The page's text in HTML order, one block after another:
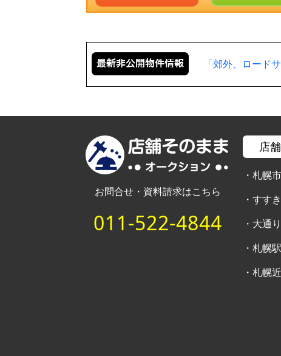
「郊外、ロード
お問合せ・資料請求はこちら
011-522-4844
店
・札幌
・すす
・ 大通
・札幌
・札幌